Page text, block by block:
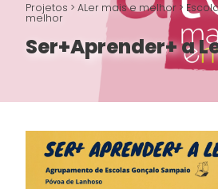
Projetos >ALer mais e melhor >
melhor
Ser+Aprender+ a